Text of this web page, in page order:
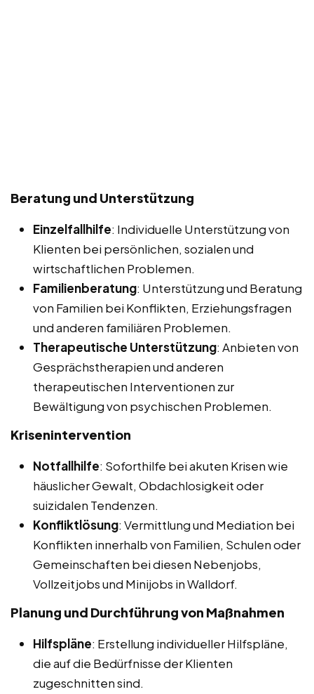
Beratung und Unterstützung
Einzelfallhilfe: Individuelle Unterstützung von
Klienten bei persönlichen, sozialen und
wirtschaftlichen Problemen.
Familienberatung: Unterstützung und Beratung
von Familien bei Konflikten, Erziehungsfragen
und anderen familiären Problemen.
Therapeutische Unterstützung: Anbieten von
Gesprächstherapien und anderen
therapeutischen Interventionen zur
Bewältigung von psychischen Problemen.
Krisenintervention
Notfallhilfe: Soforthilfe bei akuten Krisen wie
häuslicher Gewalt, Obdachlosigkeit oder
suizidalen Tendenzen.
Konfliktlösung: Vermittlung und Mediation bei
Konflikten innerhalb von Familien, Schulen oder
Gemeinschaften bei diesen Nebenjobs,
Vollzeitjobs und Minijobs in Walldorf.
Planung und Durchführung von Maßnahmen
Hilfspläne: Erstellung individueller Hilfspläne,
die auf die Bedürfnisse der Klienten
zugeschnitten sind.